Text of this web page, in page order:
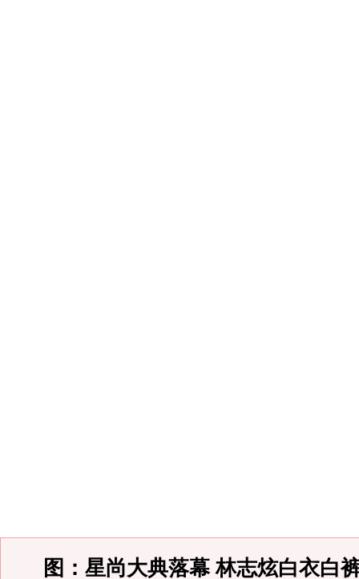
图：星尚大典落幕 林志炫白衣白